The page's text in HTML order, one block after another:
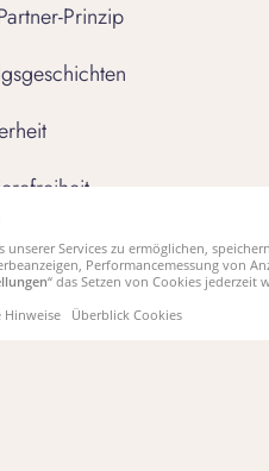
Prinzip
einlösen
& Kontakt
Services zu ermöglichen,
Performancemessung von
“ das Setzen von Cookies jederzeit
Hinweise Überblick Cookies